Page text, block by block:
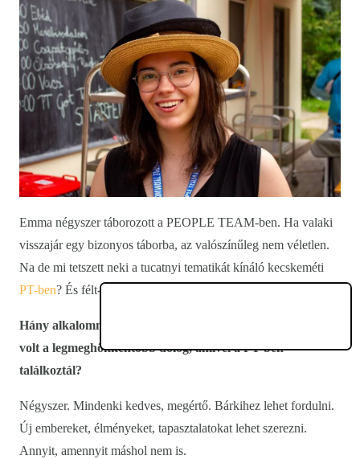
Emma négyszer táborozott a PEOPLE TEAM-ben. Ha valaki
visszajár egy bizonyos táborba, az valószínűleg nem véletlen.
Na de mi tetszett neki a tucatnyi tematikát kínáló kecskeméti
PT-ben? És félt-e valamitől? Lássuk!
Hány alkalommal voltál PEOPLE TEAM-táborban, és mi
volt a legmeghökkentőbb dolog, amivel a PT-ben
találkoztál?
Négyszer. Mindenki kedves, megértő. Bárkihez lehet fordulni.
Új embereket, élményeket, tapasztalatokat lehet szerezni.
Annyit, amennyit máshol nem is.